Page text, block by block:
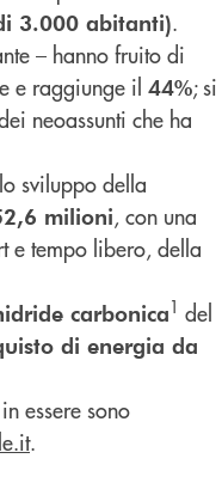
3.000 abitanti).
– hanno fruito di
e raggiunge il 44%; si
neoassunti che ha
sviluppo della
milioni, con una
e tempo libero, della
carbonica1 del
di energia da
essere sono
.